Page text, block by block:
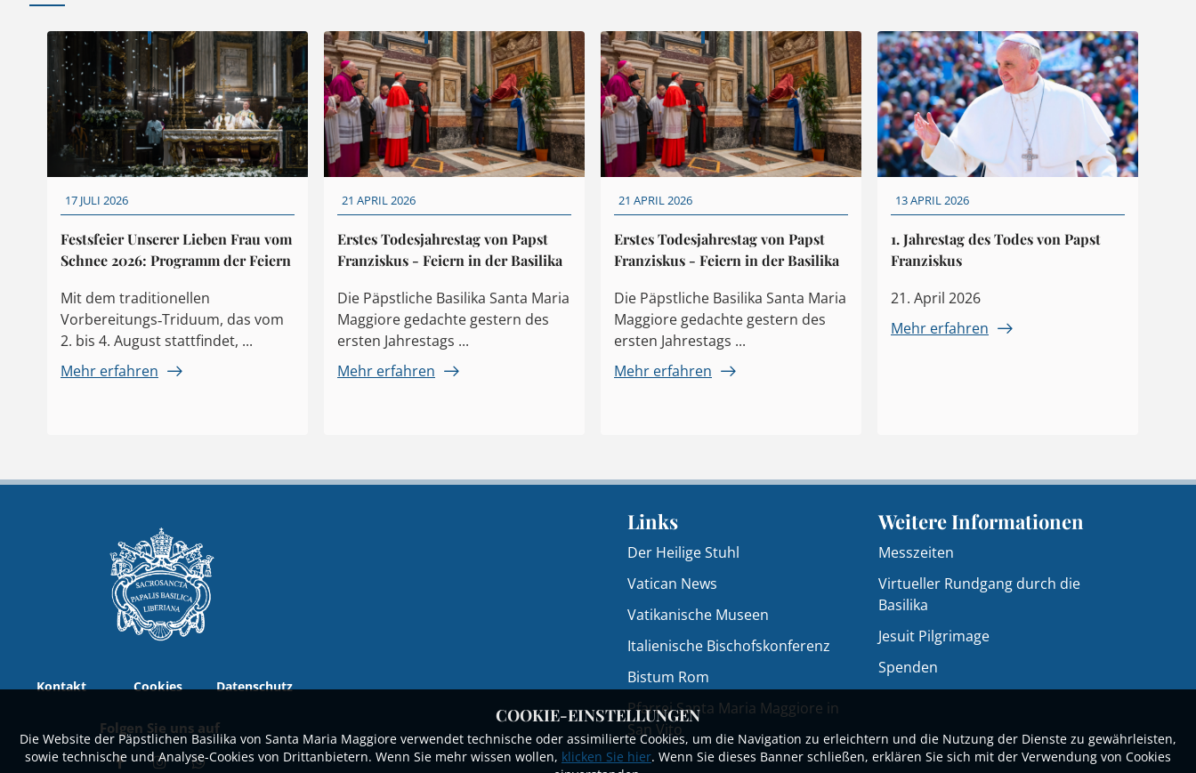
17 JULI 2026
Festsfeier Unserer Lieben Frau vom
Schnee 2026: Programm der Feiern
Mit dem traditionellen
Vorbereitungs‑Triduum, das vom
2. bis 4. August stattfindet, ...
Mehr erfahren
21 APRIL 2026
Erstes Todesjahrestag von Papst
Franziskus - Feiern in der Basilika
Die Päpstliche Basilika Santa Maria
Maggiore gedachte gestern des
ersten Jahrestags ...
Mehr erfahren
21 APRIL 2026
Erstes Todesjahrestag von Papst
Franziskus - Feiern in der Basilika
Die Päpstliche Basilika Santa Maria
Maggiore gedachte gestern des
ersten Jahrestags ...
Mehr erfahren
13 APRIL 2026
1. Jahrestag des Todes von Papst
Franziskus
21. April 2026
Mehr erfahren
Kontakt Cookies Datenschutz
Folgen Sie uns auf
Links
Der Heilige Stuhl
Vatican News
Vatikanische Museen
Italienische Bischofskonferenz
Bistum Rom
Pfarrei Santa Maria Maggiore in
San Vito
Weitere Informationen
Messzeiten
Virtueller Rundgang durch die
Basilika
Jesuit Pilgrimage
Spenden
COOKIE-EINSTELLUNGEN
Die Website der Päpstlichen Basilika von Santa Maria Maggiore verwendet technische oder assimilierte Cookies, um die Navigation zu erleichtern und die Nutzung der Dienste zu gewährleisten,
sowie technische und Analyse-Cookies von Drittanbietern. Wenn Sie mehr wissen wollen, klicken Sie hier. Wenn Sie dieses Banner schließen, erklären Sie sich mit der Verwendung von Cookies